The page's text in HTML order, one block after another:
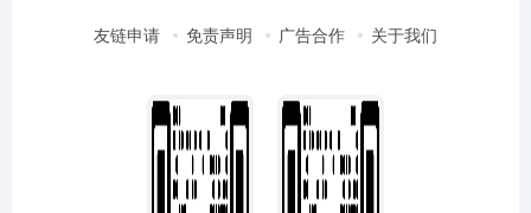
友链申请 免责声明 广告合作 关于我们